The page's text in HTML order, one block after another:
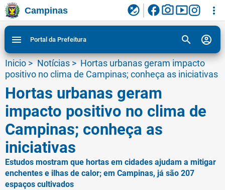
Ir para conteudo
Ir para menu do site da Prefeitura de Campinas
Ligar/Desligar contraste visual de tela para
acessibilidade
3
Campinas flaky facebookphoto_camerasmart_display more_vert
menu Portal da Prefeitura search account_circle
Inicio > Notícias> Hortas urbanas geram impacto
positivo no clima de Campinas; conheça as iniciativas
Hortas urbanas geram
impacto positivo no clima de
Campinas; conheça as
iniciativas
Estudos mostram que hortas em cidades ajudam a mitigar
enchentes e ilhas de calor; em Campinas, já são 207
espaços cultivados